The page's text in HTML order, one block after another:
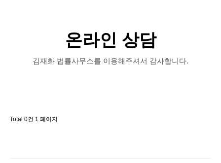
온라인문의
온라인 상담
김재화 법률사무소를 이용해주셔서 감사합니다.
Total 0건 1 페이지